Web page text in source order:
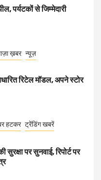
पर्यटकों से जिम्मेदारी
ख़बर न्यूज़
रिटेल मॉडल, अपने स्टोर
हटकर ट्रेंडिंग खबरें
सुरक्षा पर सुनवाई, रिपोर्ट पर